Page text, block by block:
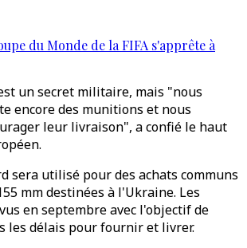
du Monde de la FIFA s'apprête à
un secret militaire, mais "nous
encore des munitions et nous
leur livraison", a confié le haut
sera utilisé pour des achats communs
mm destinées à l'Ukraine. Les
en septembre avec l'objectif de
les délais pour fournir et livrer.